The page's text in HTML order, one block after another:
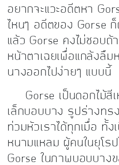
อยากจะแวะอดีตหา
ไหนๆ อดีตของ Gorse
แล้ว Gorse คงไม่ชอบถ้
หน้าตาเฉยเพื่อแกล้งลืม
นางออกไปง่ายๆ แบบนี้
Gorse เป็นดอกไม้สี
เล็กบอบบาง รูปร่างทร
ท่วมหัวเราได้ทุกเมื่อ ทั้ง
หนามแหลม ผู้คนในยุโรป
Gorse ในภาพบอบบาง